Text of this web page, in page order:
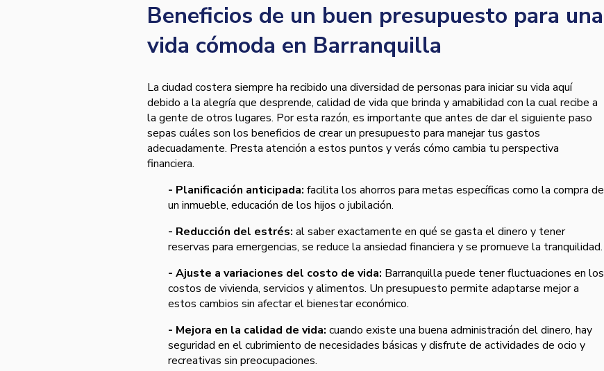
Beneficios de un buen presupuesto para una
vida cómoda en Barranquilla
La ciudad costera siempre ha recibido una diversidad de personas para iniciar su vida aquí
debido a la alegría que desprende, calidad de vida que brinda y amabilidad con la cual recibe a
la gente de otros lugares. Por esta razón, es importante que antes de dar el siguiente paso
sepas cuáles son los beneficios de crear un presupuesto para manejar tus gastos
adecuadamente. Presta atención a estos puntos y verás cómo cambia tu perspectiva
financiera.
- Planificación anticipada: facilita los ahorros para metas específicas como la compra de
un inmueble, educación de los hijos o jubilación.
- Reducción del estrés: al saber exactamente en qué se gasta el dinero y tener
reservas para emergencias, se reduce la ansiedad financiera y se promueve la tranquilidad.
- Ajuste a variaciones del costo de vida: Barranquilla puede tener fluctuaciones en los
costos de vivienda, servicios y alimentos. Un presupuesto permite adaptarse mejor a
estos cambios sin afectar el bienestar económico.
- Mejora en la calidad de vida: cuando existe una buena administración del dinero, hay
seguridad en el cubrimiento de necesidades básicas y disfrute de actividades de ocio y
recreativas sin preocupaciones.